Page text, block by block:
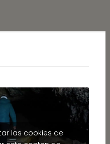
Y AMÉRICA
las cookies de